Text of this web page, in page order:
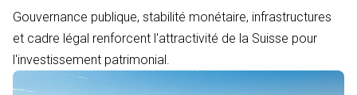
Gouvernance publique, stabilité monétaire, infrastructures
et cadre légal renforcent l'attractivité de la Suisse pour
l'investissement patrimonial.